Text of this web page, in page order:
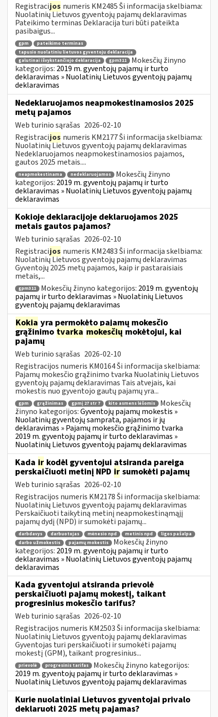
Registracijos numeris KM2485 Ši informacija skelbiama:
Nuolatinių Lietuvos gyventojų pajamų deklaravimas
Pateikimo terminas Deklaracija turi būti pateikta
pasibaigus...
gpm
pateikimo terminas
tapusio nuolatiniu lietuvos gyventoju deklaracija
galutinai išvykstančiojo deklaracija
gpm311
Mokesčių žinyno
kategorijos: 2019 m. gyventojų pajamų ir turto
deklaravimas » Nuolatinių Lietuvos gyventojų pajamų
deklaravimas
Nedeklaruojamos neapmokestinamosios 2025
metų pajamos
Web turinio sąrašas 2026-02-10
Registracijos numeris KM2177 Ši informacija skelbiama:
Nuolatinių Lietuvos gyventojų pajamų deklaravimas
Nedeklaruojamos neapmokestinamosios pajamos,
gautos 2025 metais....
neapmokestinama nedeklaruojamos
Mokesčių žinyno
kategorijos: 2019 m. gyventojų pajamų ir turto
deklaravimas » Nuolatinių Lietuvos gyventojų pajamų
deklaravimas
Kokioje deklaracijoje deklaruojamos 2025
metais gautos pajamos?
Web turinio sąrašas 2026-02-10
Registracijos numeris KM2483 Ši informacija skelbiama:
Nuolatinių Lietuvos gyventojų pajamų deklaravimas
Gyventojų 2025 metų pajamos, kaip ir pastaraisiais
metais,...
gpm311 Mokesčių žinyno kategorijos: 2019 m. gyventojų
pajamų ir turto deklaravimas » Nuolatinių Lietuvos
gyventojų pajamų deklaravimas
Kokia yra permokėto pajamų mokesčio
grąžinimo tvarka mokesčių mokėtojui, kai
pajamų
Web turinio sąrašas 2026-02-10
Registracijos numeris KM0164 Ši informacija skelbiama:
Pajamų mokesčio grąžinimo tvarka Nuolatinių Lietuvos
gyventojų pajamų deklaravimas Tais atvejais, kai
mokestis nuo gyventojo gautų pajamų yra...
gpm grąžinimas gpmį 27 str 7 kito asmens lėšomis
Mokesčių
žinyno kategorijos:Gyventojų pajamų mokestis »
Nuolatinių gyventojų samprata, pajamos ir jų
deklaravimas » Pajamų mokesčio grąžinimo tvarka
2019 m. gyventojų pajamų ir turto deklaravimas »
Nuolatinių Lietuvos gyventojų pajamų deklaravimas
Kada ir kodėl gyventojui atsiranda pareiga
perskaičiuoti metinį NPD ir sumokėti pajamų
Web turinio sąrašas 2026-02-10
Registracijos numeris KM2178 Ši informacija skelbiama:
Nuolatinių Lietuvos gyventojų pajamų deklaravimas
Perskaičiuoti taikytiną metinį neapmokestinąmąjį
pajamų dydį (NPD) ir sumokėti pajamų...
darbdavys darbuotojas mėnesio npd metinis npd
ligos pašalpa
darbo užmokestis
pajamų mokestis
Mokesčių žinyno
kategorijos: 2019 m. gyventojų pajamų ir turto
deklaravimas » Nuolatinių Lietuvos gyventojų pajamų
deklaravimas
Kada gyventojui atsiranda prievolė
perskaičiuoti pajamų mokestį, taikant
progresinius mokesčio tarifus?
Web turinio sąrašas 2026-02-10
Registracijos numeris KM2503 Ši informacija skelbiama:
Nuolatinių Lietuvos gyventojų pajamų deklaravimas
Gyventojas turi perskaičiuoti ir sumokėti pajamų
mokestį (GPM), taikant progresinius...
prievolė progresinis tarifas
Mokesčių žinyno kategorijos:
2019 m. gyventojų pajamų ir turto deklaravimas »
Nuolatinių Lietuvos gyventojų pajamų deklaravimas
Kurie nuolatiniai Lietuvos gyventojai privalo
deklaruoti 2025 metų pajamas?